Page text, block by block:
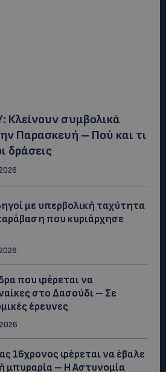
συμβολικά
Παρασκευή – Πού και τι
δράσεις
με υπερβολική ταχύτητα
που κυριάρχησε
που φέρεται να
στο Δασούδι – Σε
έρευνες
16χρονος φέρεται να έβαλε
μπυραρία – Η Αστυνομία